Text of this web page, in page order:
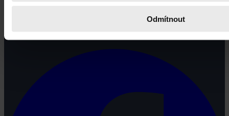
Odmítnout
Právní portál, jehož cílovou skupinou jsou nejenom právní
potřebují právní informace.